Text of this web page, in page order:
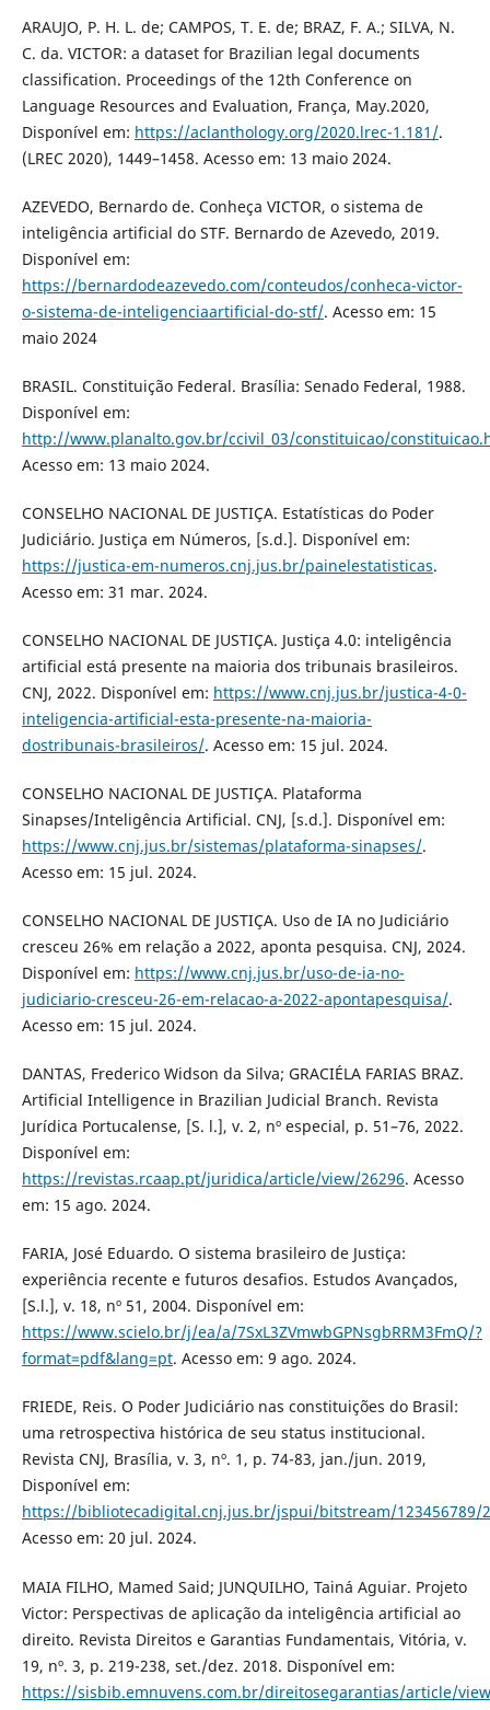
ARAUJO, P. H. L. de; CAMPOS, T. E. de; BRAZ, F. A.; SILVA, N.
C. da. VICTOR: a dataset for Brazilian legal documents
classification. Proceedings of the 12th Conference on
Language Resources and Evaluation, França, May.2020,
Disponível em: https://aclanthology.org/2020.lrec-1.181/.
(LREC 2020), 1449–1458. Acesso em: 13 maio 2024.
AZEVEDO, Bernardo de. Conheça VICTOR, o sistema de
inteligência artificial do STF. Bernardo de Azevedo, 2019.
Disponível em:
https://bernardodeazevedo.com/conteudos/conheca-victor-
o-sistema-de-inteligenciaartificial-do-stf/. Acesso em: 15
maio 2024
BRASIL. Constituição Federal. Brasília: Senado Federal, 1988.
Disponível em:
http://www.planalto.gov.br/ccivil_03/constituicao/
Acesso em: 13 maio 2024.
CONSELHO NACIONAL DE JUSTIÇA. Estatísticas do Poder
Judiciário. Justiça em Números, [s.d.]. Disponível em:
https://justica-em-numeros.cnj.jus.br/painelestatisticas.
Acesso em: 31 mar. 2024.
CONSELHO NACIONAL DE JUSTIÇA. Justiça 4.0: inteligência
artificial está presente na maioria dos tribunais brasileiros.
CNJ, 2022. Disponível em: https://www.cnj.jus.br/justica-4-0-
inteligencia-artificial-esta-presente-na-maioria-
dostribunais-brasileiros/. Acesso em: 15 jul. 2024.
CONSELHO NACIONAL DE JUSTIÇA. Plataforma
Sinapses/Inteligência Artificial. CNJ, [s.d.]. Disponível em:
https://www.cnj.jus.br/sistemas/plataforma-sinapses/.
Acesso em: 15 jul. 2024.
CONSELHO NACIONAL DE JUSTIÇA. Uso de IA no Judiciário
cresceu 26% em relação a 2022, aponta pesquisa. CNJ, 2024.
Disponível em: https://www.cnj.jus.br/uso-de-ia-no-
judiciario-cresceu-26-em-relacao-a-2022-apontapesquisa/.
Acesso em: 15 jul. 2024.
DANTAS, Frederico Widson da Silva; GRACIÉLA FARIAS BRAZ.
Artificial Intelligence in Brazilian Judicial Branch. Revista
Jurídica Portucalense, [S. l.], v. 2, nº especial, p. 51–76, 2022.
Disponível em:
https://revistas.rcaap.pt/juridica/article/view/26296. Acesso
em: 15 ago. 2024.
FARIA, José Eduardo. O sistema brasileiro de Justiça:
experiência recente e futuros desafios. Estudos Avançados,
[S.l.], v. 18, nº 51, 2004. Disponível em:
https://www.scielo.br/j/ea/a/7SxL3ZVmwbGPNsgbRRM3FmQ/?
format=pdf&lang=pt. Acesso em: 9 ago. 2024.
FRIEDE, Reis. O Poder Judiciário nas constituições do Brasil:
uma retrospectiva histórica de seu status institucional.
Revista CNJ, Brasília, v. 3, nº. 1, p. 74-83, jan./jun. 2019,
Disponível em:
https://bibliotecadigital.cnj.jus.br/jspui/bitstream/123456789/
Acesso em: 20 jul. 2024.
MAIA FILHO, Mamed Said; JUNQUILHO, Tainá Aguiar. Projeto
Victor: Perspectivas de aplicação da inteligência artificial ao
direito. Revista Direitos e Garantias Fundamentais, Vitória, v.
19, nº. 3, p. 219-238, set./dez. 2018. Disponível em:
https://sisbib.emnuvens.com.br/direitosegarantias/article/